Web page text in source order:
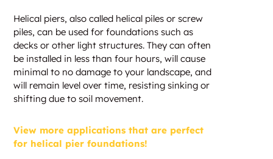
Helical piers, also called helical piles or screw
piles, can be used for foundations such as
decks or other light structures. They can often
be installed in less than four hours, will cause
minimal to no damage to your landscape, and
will remain level over time, resisting sinking or
shifting due to soil movement.
View more applications that are perfect
for helical pier foundations!